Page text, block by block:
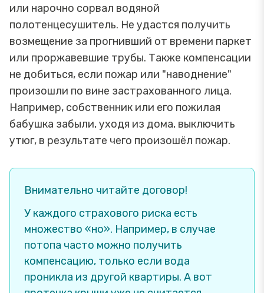
или нарочно сорвал водяной
полотенцесушитель. Не удастся получить
возмещение за прогнивший от времени паркет
или проржавевшие трубы. Также компенсации
не добиться, если пожар или "наводнение"
произошли по вине застрахованного лица.
Например, собственник или его пожилая
бабушка забыли, уходя из дома, выключить
утюг, в результате чего произошёл пожар.
Внимательно читайте договор!
У каждого страхового риска есть
множество «но». Например, в случае
потопа часто можно получить
компенсацию, только если вода
проникла из другой квартиры. А вот